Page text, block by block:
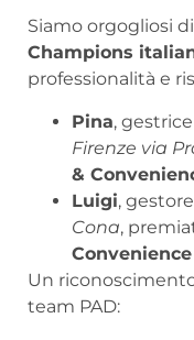
Siamo orgogliosi
Champions
professionalità e
Pina,
Firenze via
&
Luigi,
Cona,
Un
team PAD: